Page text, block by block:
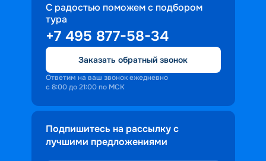
С радостью поможем с подбором
тура
+7 495 877-58-34
Заказать обратный звонок
Ответим на ваш звонок ежедневно
с 8:00 до 21:00 по МСК
Подпишитесь на рассылку с
лучшими предложениями